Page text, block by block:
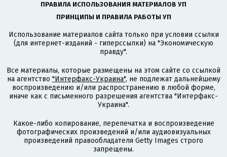
ПРАВИЛА ИСПОЛЬЗОВАНИЯ МАТЕРИАЛОВ УП
ПРИНЦИПЫ И ПРАВИЛА РАБОТЫ УП
Использование материалов сайта только при условии ссылки
(для интернет-изданий - гиперссылки) на "Экономическую
правду".
Все материалы, которые размещены на этом сайте со ссылкой
на агентство "Интерфакс-Украина", не подлежат дальнейшему
воспроизведению и/или распространению в любой форме,
иначе как с письменного разрешения агентства "Интерфакс-
Украина".
Какое-либо копирование, перепечатка и воспроизведение
фотографических произведений и/или аудиовизуальных
произведений правообладателя Getty Images строго
запрещены.